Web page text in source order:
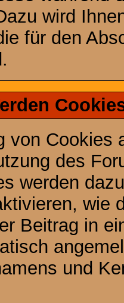
wird
für den
von
des
werden
wie
Beitrag in
und